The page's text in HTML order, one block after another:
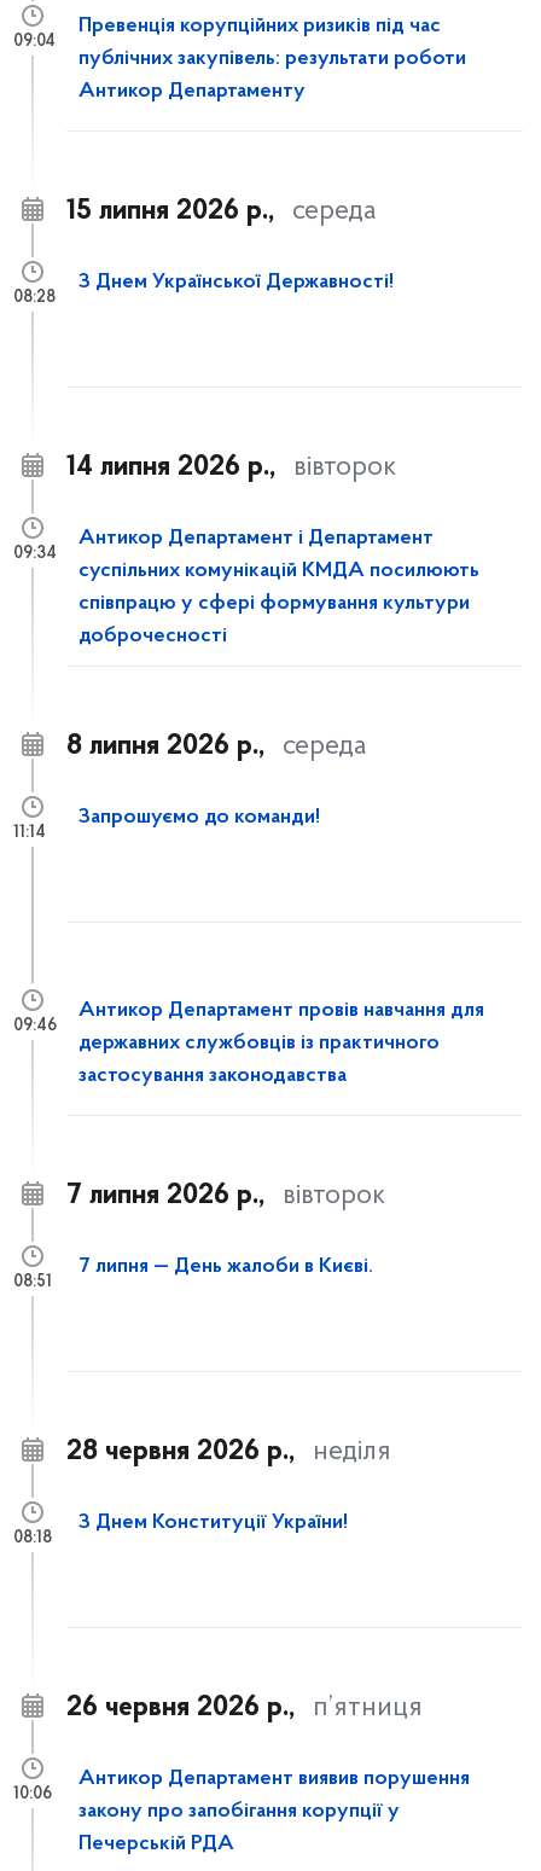
Превенція корупційних ризиків під час
публічних закупівель: результати роботи
Антикор Департаменту
09:04
15 липня 2026 р., середа
З Днем Української Державності!
08:28
14 липня 2026 р., вівторок
Антикор Департамент і Департамент
суспільних комунікацій КМДА посилюють
співпрацю у сфері формування культури
доброчесності
09:34
8 липня 2026 р., середа
Запрошуємо до команди!
11:14
Антикор Департамент провів навчання для
державних службовців із практичного
застосування законодавства
09:46
7 липня 2026 р., вівторок
7 липня — День жалоби в Києві.
08:51
28 червня 2026 р., неділя
З Днем Конституції України!
08:18
26 червня 2026 р., п’ятниця
Антикор Департамент виявив порушення
закону про запобігання корупції у
Печерській РДА
10:06